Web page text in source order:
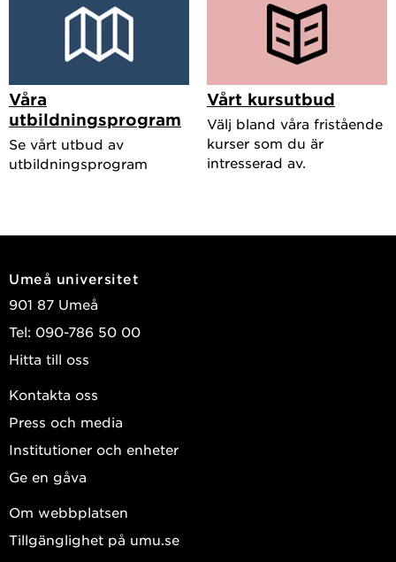
Våra
utbildningsprogram
Se vårt utbud av
utbildningsprogram
Vårt kursutbud
Välj bland våra fristående
kurser som du är
intresserad av.
Umeå universitet
901 87 Umeå
Tel: 090-786 50 00
Hitta till oss
Kontakta oss
Press och media
Institutioner och enheter
Ge en gåva
Om webbplatsen
Tillgänglighet på umu.se